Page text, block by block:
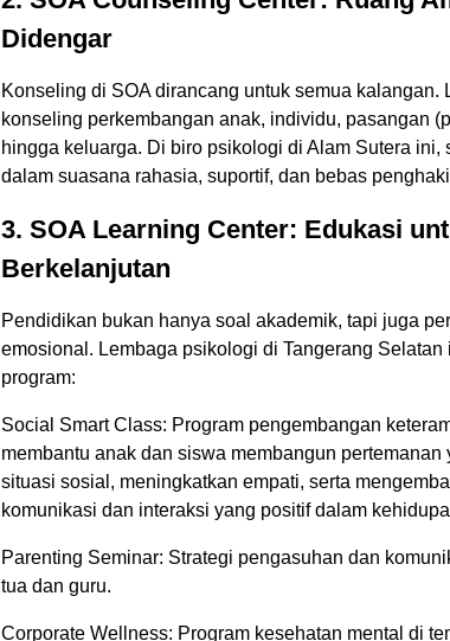
Didengar
Konseling di SOA dirancang untuk semua kalangan.
konseling perkembangan anak, individu, pasangan
hingga keluarga. Di biro psikologi di Alam Sutera ini,
dalam suasana rahasia, suportif, dan bebas
3. SOA Learning Center: Edukasi
Berkelanjutan
Pendidikan bukan hanya soal akademik, tapi juga
emosional. Lembaga psikologi di Tangerang Selatan
program:
Social Smart Class: Program pengembangan
membantu anak dan siswa membangun pertemanan
situasi sosial, meningkatkan empati, serta
komunikasi dan interaksi yang positif dalam
Parenting Seminar: Strategi pengasuhan dan
tua dan guru.
Corporate Wellness: Program kesehatan mental di